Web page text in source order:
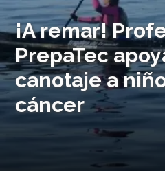
¡A remar!
PrepaTec
canotaje a
cáncer